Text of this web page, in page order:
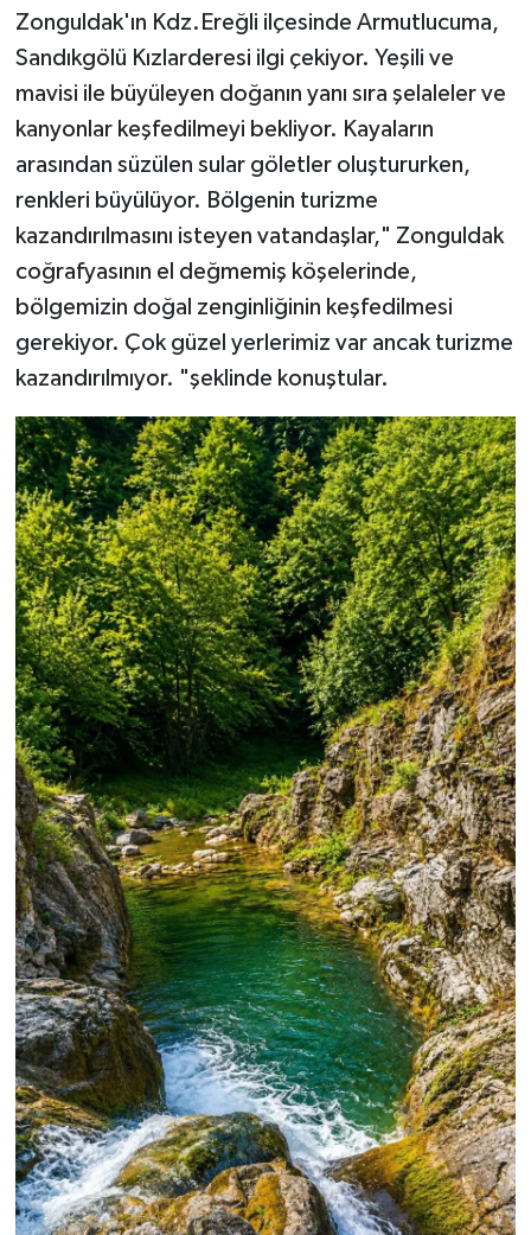
Zonguldak'ın Kdz.Ereğli ilçesinde Armutlucuma,
Sandıkgölü Kızlarderesi ilgi çekiyor. Yeşili ve
mavisi ile büyüleyen doğanın yanı sıra şelaleler ve
kanyonlar keşfedilmeyi bekliyor. Kayaların
arasından süzülen sular göletler oluştururken,
renkleri büyülüyor. Bölgenin turizme
kazandırılmasını isteyen vatandaşlar," Zonguldak
coğrafyasının el değmemiş köşelerinde,
bölgemizin doğal zenginliğinin keşfedilmesi
gerekiyor. Çok güzel yerlerimiz var ancak turizme
kazandırılmıyor. "şeklinde konuştular.